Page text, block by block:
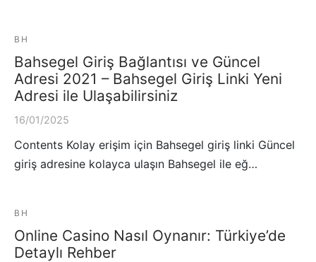
BH
Bahsegel Giriş Bağlantısı ve Güncel
Adresi 2021 – Bahsegel Giriş Linki Yeni
Adresi ile Ulaşabilirsiniz
16/01/2025
Contents Kolay erişim için Bahsegel giriş linki Güncel
giriş adresine kolayca ulaşın Bahsegel ile eğ…
BH
Online Casino Nasıl Oynanır: Türkiye’de
Detaylı Rehber